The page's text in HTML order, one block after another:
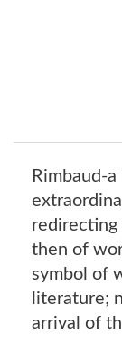
Rimbaud-
redirecting
then of
symbol of
literature;
arrival of